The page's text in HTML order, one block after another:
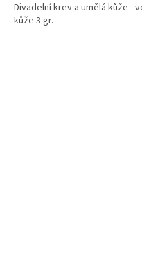
Divadelní krev a umělá kůže -
kůže 3 gr.